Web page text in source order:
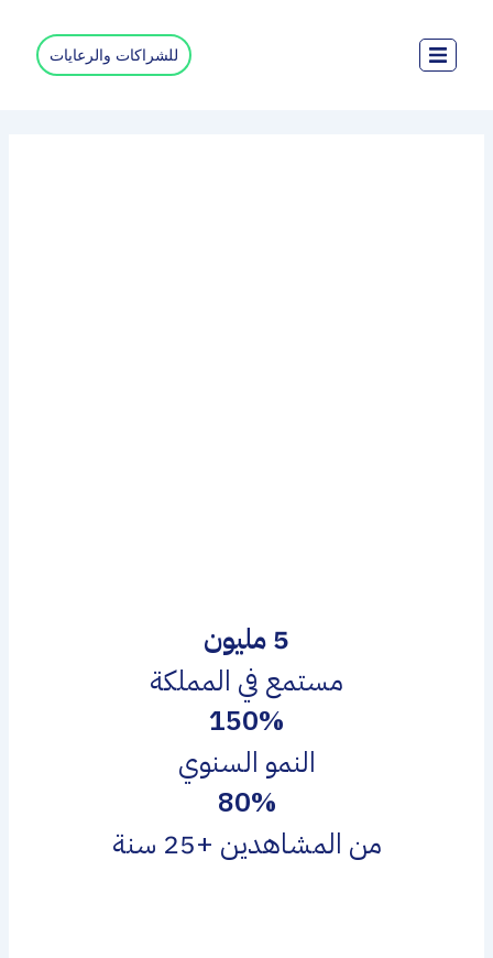
المحتوى
للشراكات والرعايات
5 مليون
مستمع في المملكة
150%
النمو السنوي
80%
من المشاهدين +25 سنة